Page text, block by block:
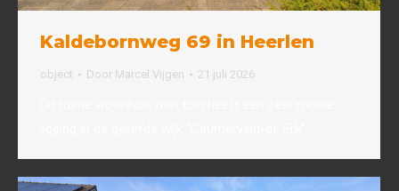
Kaldebornweg 69 in Heerlen
object Door Marcel Vijgen 21 juli 2026